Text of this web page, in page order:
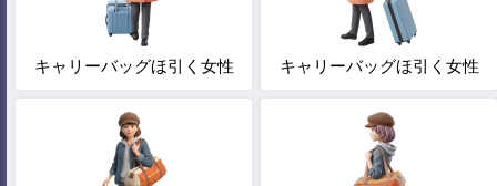
キャリーバッグほ引く女性 キャリーバッグほ引く女性